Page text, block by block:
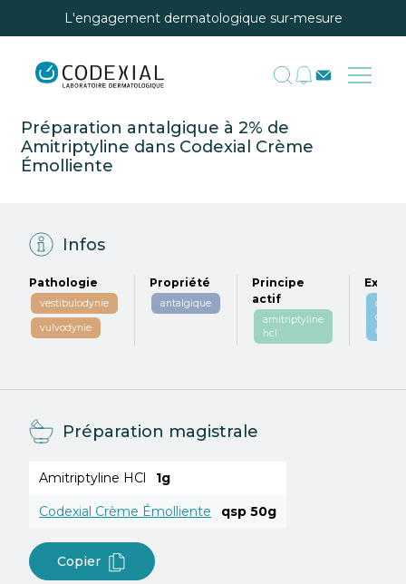
L'engagement dermatologique sur-mesure
Préparation antalgique à 2% de
Amitriptyline dans Codexial Crème
Émolliente
Infos
Pathologie
vestibulodynie
vulvodynie
Propriété
antalgique
Principe
actif
amitriptyline
hcl
crème
Préparation magistrale
Amitriptyline HCl 1g
Codexial Crème Émolliente qsp 50g
Copier